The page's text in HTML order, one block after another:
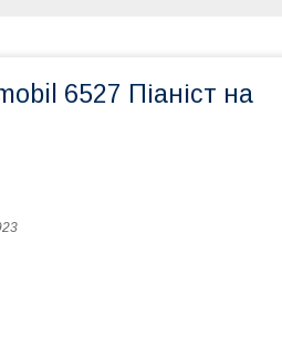
6527 Піаніст на